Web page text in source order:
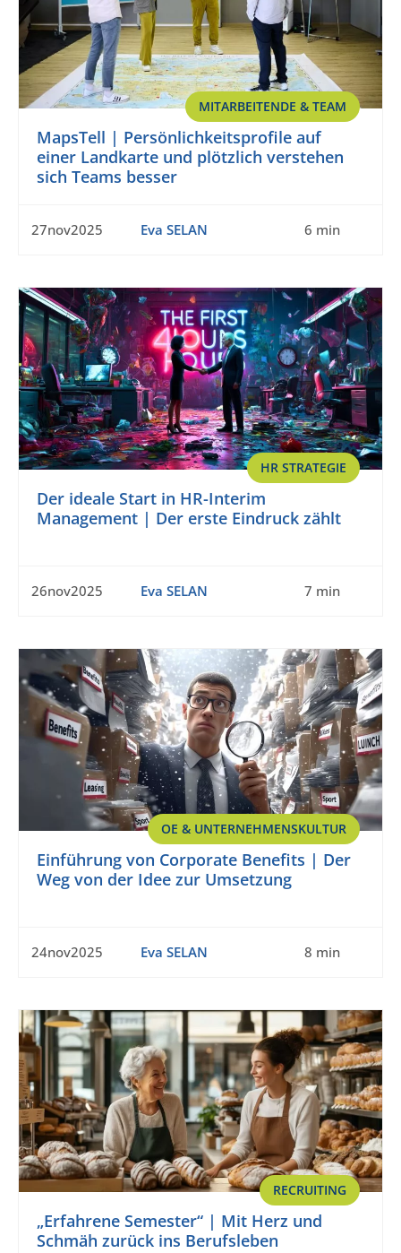
MITARBEITENDE & TEAM
MapsTell | Persönlichkeitsprofile auf
einer Landkarte und plötzlich verstehen
sich Teams besser
27nov2025 Eva SELAN 6 min
HR STRATEGIE
Der ideale Start in HR-Interim
Management | Der erste Eindruck zählt
26nov2025 Eva SELAN 7 min
OE & UNTERNEHMENSKULTUR
Einführung von Corporate Benefits | Der
Weg von der Idee zur Umsetzung
24nov2025 Eva SELAN 8 min
RECRUITING
„Erfahrene Semester“ | Mit Herz und
Schmäh zurück ins Berufsleben